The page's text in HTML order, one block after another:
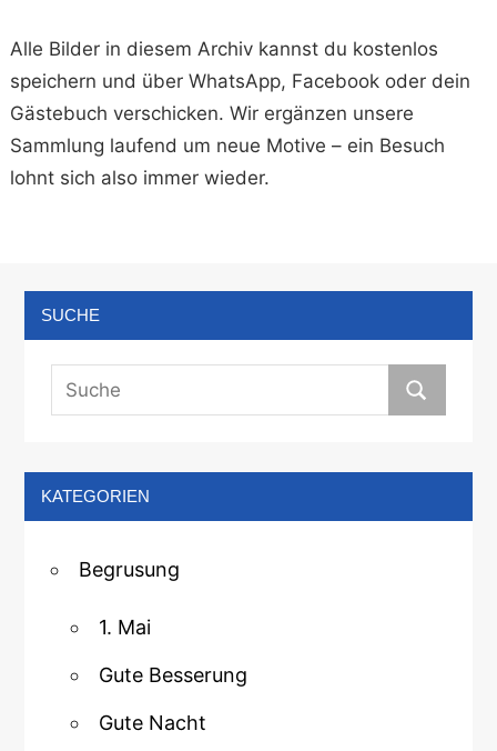
Alle Bilder in diesem Archiv kannst du kostenlos
speichern und über WhatsApp, Facebook oder dein
Gästebuch verschicken. Wir ergänzen unsere
Sammlung laufend um neue Motive – ein Besuch
lohnt sich also immer wieder.
SUCHE
KATEGORIEN
Begrusung
1. Mai
Gute Besserung
Gute Nacht